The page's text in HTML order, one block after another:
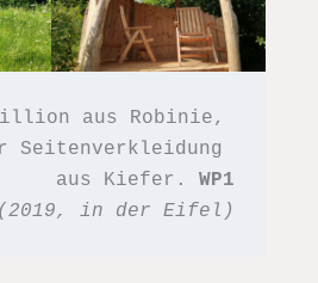
aus Robinie,
Seitenverkleidung
aus Kiefer. WP1
(2019, in der Eifel)